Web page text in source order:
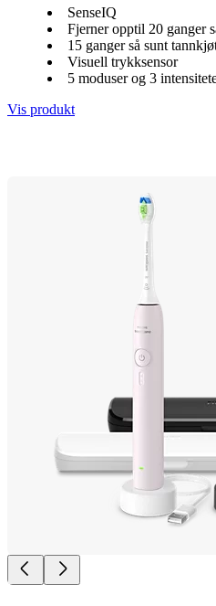
SenseIQ
Fjerner opptil 20 ganger
15 ganger så sunt
Visuell trykksensor
5 moduser og 3
Vis produkt